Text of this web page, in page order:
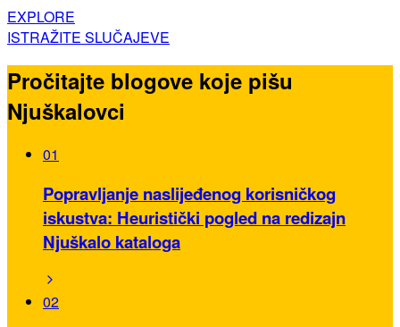
EXPLORE
ISTRAŽITE SLUČAJEVE
Pročitajte blogove koje pišu
Njuškalovci
01
Popravljanje naslijeđenog korisničkog
iskustva: Heuristički pogled na redizajn
Njuškalo kataloga
02